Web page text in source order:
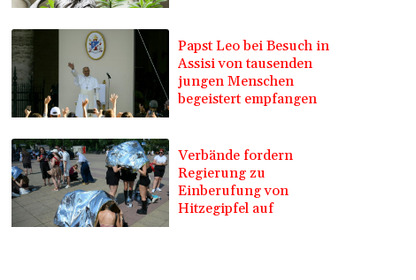
Papst Leo bei Besuch in
Assisi von tausenden
jungen Menschen
begeistert empfangen
Verbände fordern
Regierung zu
Einberufung von
Hitzegipfel auf